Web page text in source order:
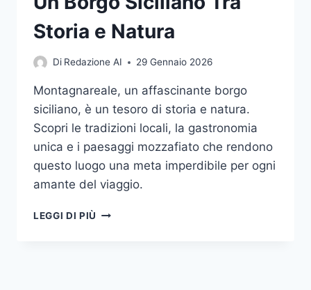
Storia e Natura
Di Redazione AI 29 Gennaio 2026
Montagnareale, un affascinante borgo
siciliano, è un tesoro di storia e natura.
Scopri le tradizioni locali, la gastronomia
unica e i paesaggi mozzafiato che rendono
questo luogo una meta imperdibile per ogni
amante del viaggio.
LEGGI DI PIÙ ESPLORA